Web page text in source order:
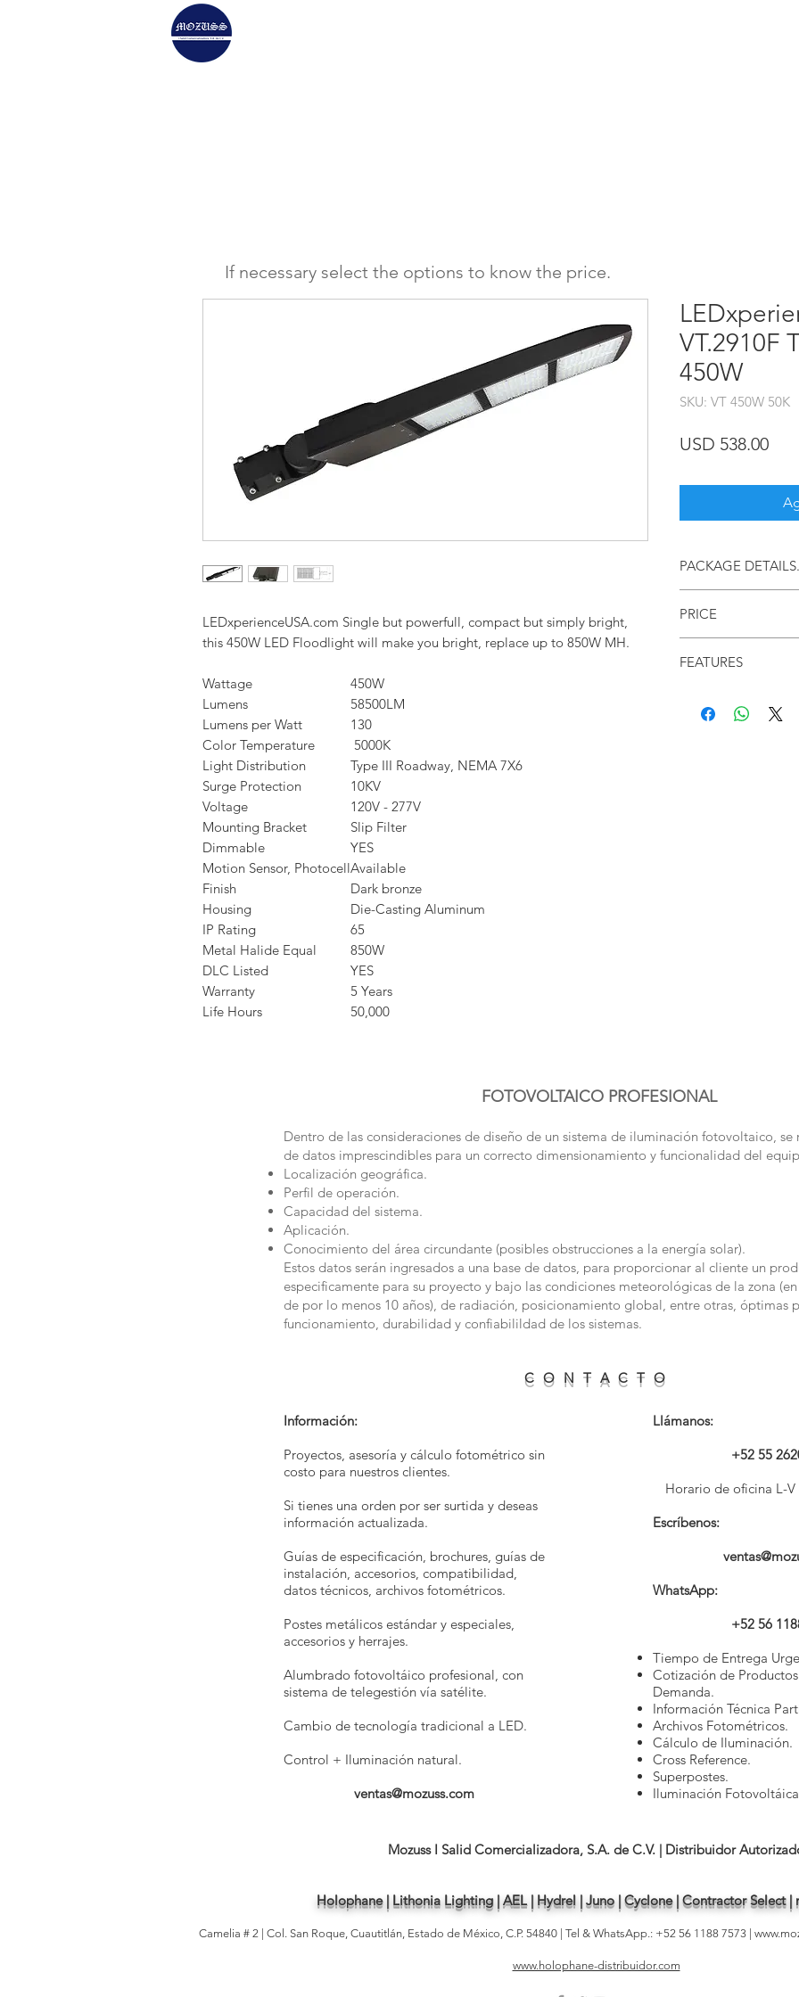
LEDxperienceUSA.com Single but powerfull, compact but simply bright,
this 450W LED Floodlight will make you bright, replace up to 850W MH.
Wattage
450W
Lumens
58500LM
Lumens per Watt
130
Color Temperature
5000K
Light Distribution
Type III Roadway, NEMA 7X6
Surge Protection
10KV
Voltage
120V - 277V
Mounting Bracket
Slip Filter
Dimmable
YES
Motion Sensor, PhotocellAvailable
Finish
Dark bronze
Housing
Die-Casting Aluminum
IP Rating
65
Metal Halide Equal
850W
DLC Listed
YES
Warranty
5 Years
Life Hours
50,000
VT.2910F
450W
SKU: VT 450W 50K
USD 538.00
PACKAGE DETAILS.
PRICE
FEATURES
Die Cast Aluminum
Input 120 - 277VAC
If necessary select the options to know the price.
FOTOVOLTAICO PROFESIONAL
Dentro de las consideraciones de diseño de un sistema de iluminación fotovoltaico, se
de datos imprescindibles para un correcto dimensionamiento y funcionalidad del
Localización geográfica.
Perfil de operación.
Capacidad del sistema.
Aplicación.
Conocimiento del área circundante (posibles obstrucciones a la energía solar).
Estos datos serán ingresados a una base de datos, para proporcionar al cliente un
especificamente para su proyecto y bajo las condiciones meteorológicas de la zona
de por lo menos 10 años), de radiación, posicionamiento global, entre otras, óptimas
funcionamiento, durabilidad y confiabilildad de los sistemas.
C O N T A C T O
Información:
Proyectos, asesoría y cálculo fotométrico sin
costo para nuestros clientes.
Si tienes una orden por ser surtida y deseas
información actualizada.
Guías de especificación, brochures, guías de
instalación, accesorios, compatibilidad,
datos técnicos, archivos fotométricos.
Postes metálicos estándar y especiales,
accesorios y herrajes.
Alumbrado fotovoltáico profesional, con
sistema de telegestión vía satélite.
Cambio de tecnología tradicional a LED.
Control + Iluminación natural.
ventas@mozuss.com
Llámanos:
+52 55
Horario de oficina L-V
Escríbenos:
WhatsApp:
+52 56
Tiempo de Entrega
Cotización de
Demanda.
Información Técnica
Archivos Fotométricos.
Cálculo de Iluminación.
Cross Reference.
Superpostes.
Iluminación
Mozuss I Salid Comercializadora, S.A. de C.V. | Distribuidor
Holophane | Lithonia Lighting | AEL | Hydrel | Juno | Cyclone | Contractor Select |
Camelia # 2 | Col. San Roque, Cuautitlán, Estado de México, C.P. 54840 | Tel & WhatsApp.: +52 56 1188 7573 |
www.holophane-distribuidor.com